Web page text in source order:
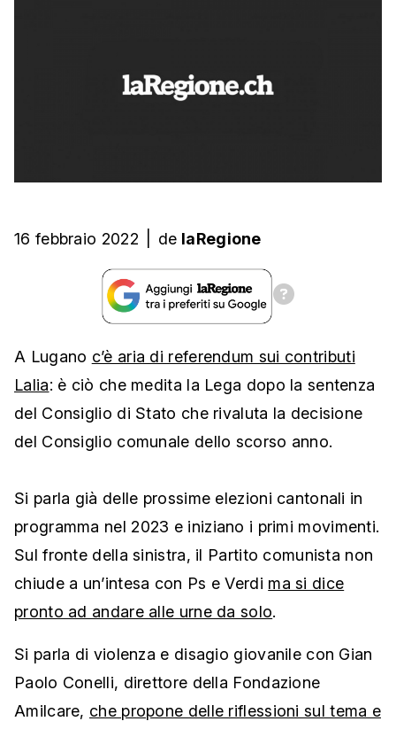
16 febbraio 2022 de laRegione
A Lugano c’è aria di referendum sui contributi
Lalia: è ciò che medita la Lega dopo la sentenza
del Consiglio di Stato che rivaluta la decisione
del Consiglio comunale dello scorso anno.
Si parla già delle prossime elezioni cantonali in
programma nel 2023 e iniziano i primi movimenti.
Sul fronte della sinistra, il Partito comunista non
chiude a un’intesa con Ps e Verdi ma si dice
pronto ad andare alle urne da solo.
Si parla di violenza e disagio giovanile con Gian
Paolo Conelli, direttore della Fondazione
Amilcare, che propone delle riflessioni sul tema e